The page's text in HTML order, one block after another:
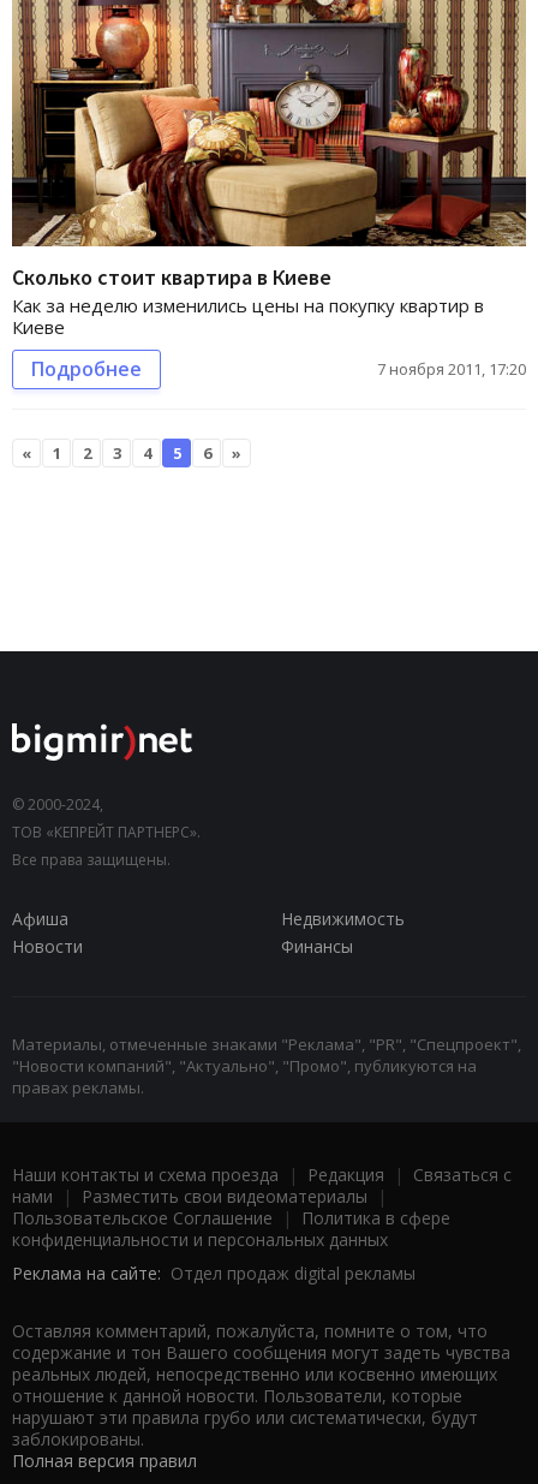
Сколько стоит квартира в Киеве
Как за неделю изменились цены на покупку квартир в
Киеве
Подробнее 7 ноября 2011, 17:20
« 1 2 3 4 5 6 »
© 2000-2024,
ТОВ «КЕПРЕЙТ ПАРТНЕРС».
Все права защищены.
Афиша
Недвижимость
Новости
Финансы
Материалы, отмеченные знаками "Реклама", "PR", "Спецпроект",
"Новости компаний", "Актуально", "Промо", публикуются на
правах рекламы.
Наши контакты и схема проезда | Редакция | Связаться с
нами | Разместить свои видеоматериалы |
Пользовательское Соглашение |
Политика в сфере
конфиденциальности и персональных данных
Реклама на сайте: Отдел продаж digital рекламы
Оставляя комментарий, пожалуйста, помните о том, что
содержание и тон Вашего сообщения могут задеть чувства
реальных людей, непосредственно или косвенно имеющих
отношение к данной новости. Пользователи, которые
нарушают эти правила грубо или систематически, будут
заблокированы.
Полная версия правил